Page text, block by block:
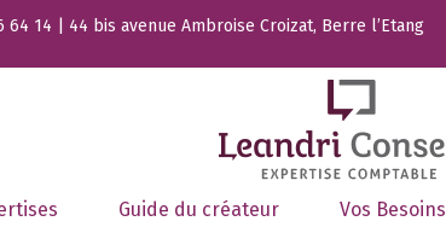
14 | 44 bis avenue Ambroise Croizat, Berre l’Etang
Guide du créateur Vos Besoins